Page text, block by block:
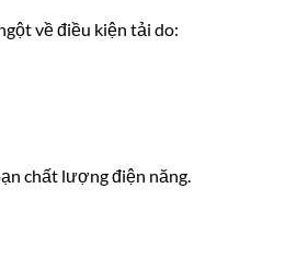
về điều kiện tải do:
chất lượng điện năng.